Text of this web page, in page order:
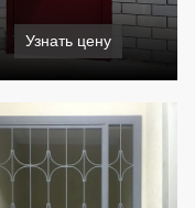
Узнать цену